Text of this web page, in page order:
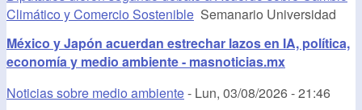
Climático y Comercio Sostenible Semanario Universidad
México y Japón acuerdan estrechar lazos en IA, política,
economía y medio ambiente - masnoticias.mx
Noticias sobre medio ambiente- Lun, 03/08/2026 - 21:46